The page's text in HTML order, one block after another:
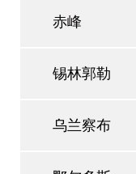
赤峰
锡林郭勒
乌兰察布